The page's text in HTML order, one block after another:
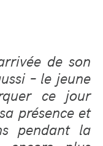
de son
– le jeune
ce jour
présence et
pendant la